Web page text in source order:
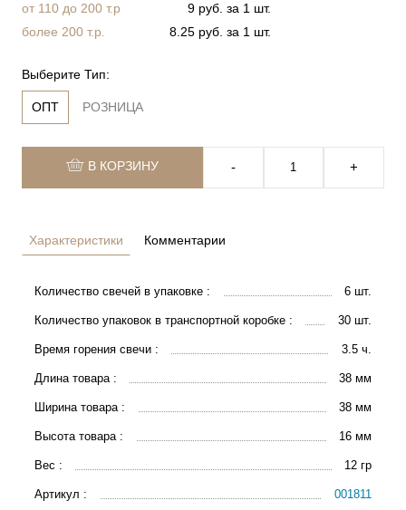
от 110 до 200 т.р
9 руб. за 1 шт.
более 200 т.р.
8.25 руб. за 1 шт.
Выберите Тип:
ОПТ РОЗНИЦА
В КОРЗИНУ ‐ +
Характеристики
Количество свечей в упаковке : 6 шт.
Количество упаковок в транспортной коробке : 30 шт.
Время горения свечи : 3.5 ч.
Длина товара : 38 мм
Ширина товара : 38 мм
Высота товара : 16 мм
Вес : 12 гр
Артикул : 001811
Комментарии